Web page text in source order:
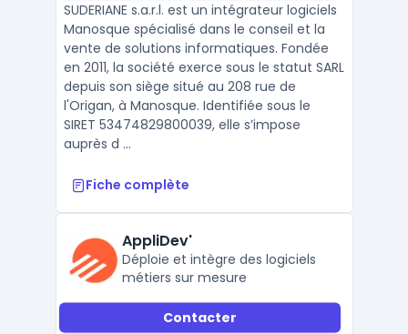
SUDERIANE s.a.r.l. est un intégrateur logiciels
Manosque spécialisé dans le conseil et la
vente de solutions informatiques. Fondée
en 2011, la société exerce sous le statut SARL
depuis son siège situé au 208 rue de
l'Origan, à Manosque. Identifiée sous le
SIRET 53474829800039, elle s’impose
auprès d ...
Fiche complète
AppliDev'
Déploie et intègre des logiciels
métiers sur mesure
Contacter